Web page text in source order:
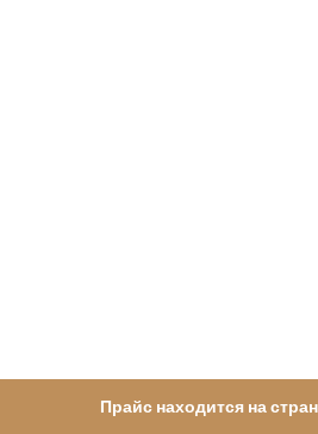
Прайс находится на